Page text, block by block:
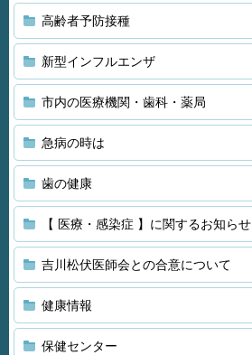
高齢者予防接種
新型インフルエンザ
市内の医療機関・歯科・薬局
急病の時は
歯の健康
【 医療・感染症 】に関するお知らせ
吉川松伏医師会との合意について
健康情報
保健センター